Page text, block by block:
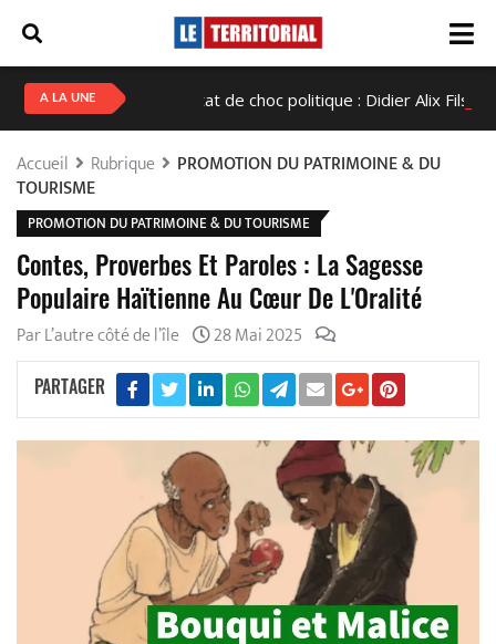
A LA UNEHaïti en état de choc politique : Didier Alix Fils-Aimé
Accueil Rubrique
PROMOTION DU PATRIMOINE & DU
TOURISME
PROMOTION DU PATRIMOINE & DU TOURISME
Contes, Proverbes Et Paroles : La Sagesse
Populaire Haïtienne Au Cœur De L'Oralité
Par L’autre côté de l’île 28 Mai 2025
PARTAGER